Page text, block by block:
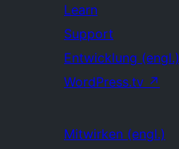
Learn
Support
Entwicklung (engl.)
WordPress.tv ↗
Mitwirken (engl.)